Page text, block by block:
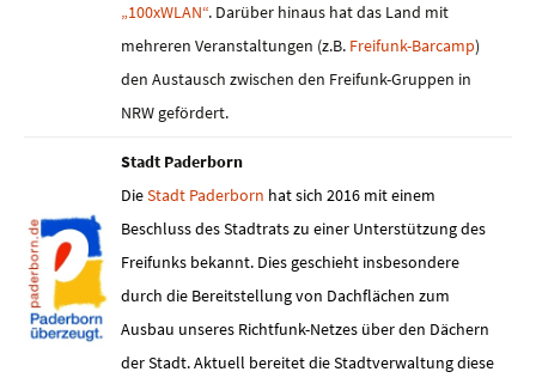
„100xWLAN“. Darüber hinaus hat das Land mit
mehreren Veranstaltungen (z.B. Freifunk-Barcamp)
den Austausch zwischen den Freifunk-Gruppen in
NRW gefördert.
Stadt Paderborn
DieStadt Paderborn hat sich 2016 mit einem
Beschluss des Stadtrats zu einer Unterstützung des
Freifunks bekannt. Dies geschieht insbesondere
durch die Bereitstellung von Dachflächen zum
Ausbau unseres Richtfunk-Netzes über den Dächern
der Stadt. Aktuell bereitet die Stadtverwaltung diese